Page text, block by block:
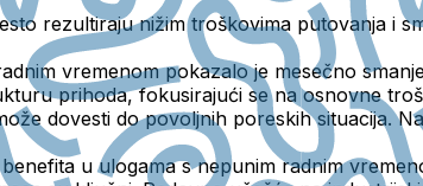
rezultiraju nižim troškovima putovanja i
vremenom pokazalo je mesečno
prihoda, fokusirajući se na osnovne
dovesti do povoljnih poreskih situacija.
u ulogama s nepunim radnim